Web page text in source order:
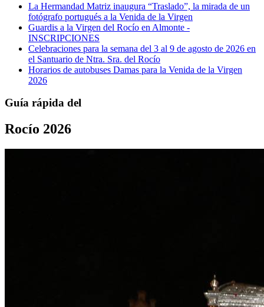
La Hermandad Matriz inaugura “Traslado”, la mirada de un
fotógrafo portugués a la Venida de la Virgen
Guardis a la Virgen del Rocío en Almonte -
INSCRIPCIONES
Celebraciones para la semana del 3 al 9 de agosto de 2026 en
el Santuario de Ntra. Sra. del Rocío
Horarios de autobuses Damas para la Venida de la Virgen
2026
Guía rápida del
Rocío 2026